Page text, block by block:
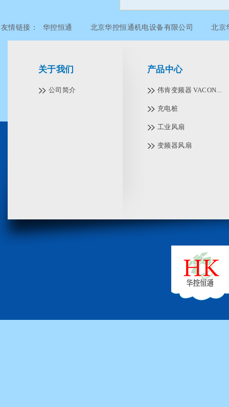
友情链接： 华控恒通 北京华控恒通机电设备有限公司 北京
关于我们
公司简介
产品中心
伟肯变频器 VACON...
充电桩
工业风扇
变频器风扇